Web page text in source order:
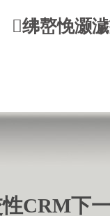
绋嶅悗灏
CRM下